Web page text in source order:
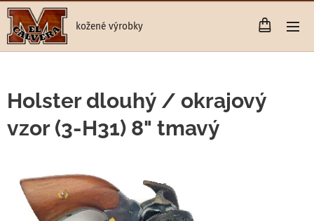
kožené výrobky
Holster dlouhý / okrajový
vzor (3-H31) 8" tmavý